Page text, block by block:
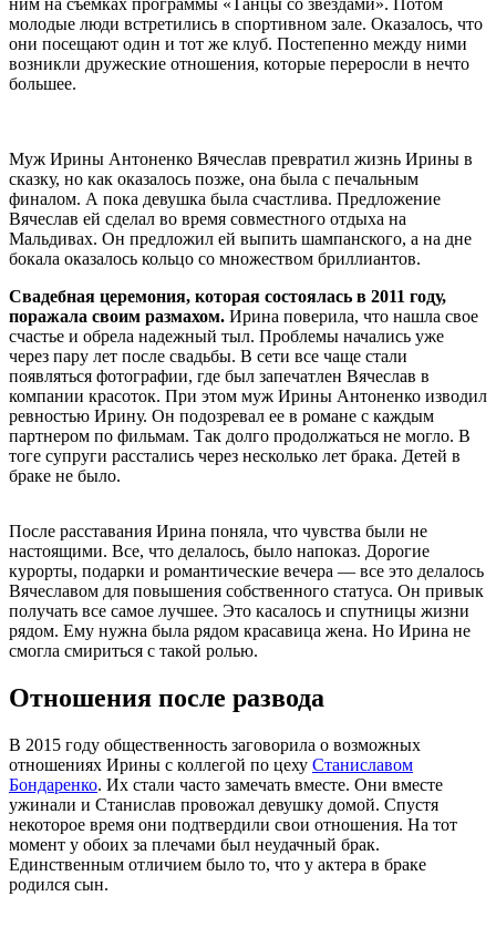
ним на съемках программы «Танцы со звездами». Потом
молодые люди встретились в спортивном зале. Оказалось, что
они посещают один и тот же клуб. Постепенно между ними
возникли дружеские отношения, которые переросли в нечто
большее.
Муж Ирины Антоненко Вячеслав превратил жизнь Ирины в
сказку, но как оказалось позже, она была с печальным
финалом. А пока девушка была счастлива. Предложение
Вячеслав ей сделал во время совместного отдыха на
Мальдивах. Он предложил ей выпить шампанского, а на дне
бокала оказалось кольцо со множеством бриллиантов.
Свадебная церемония, которая состоялась в 2011 году,
поражала своим размахом. Ирина поверила, что нашла свое
счастье и обрела надежный тыл. Проблемы начались уже
через пару лет после свадьбы. В сети все чаще стали
появляться фотографии, где был запечатлен Вячеслав в
компании красоток. При этом муж Ирины Антоненко изводил
ревностью Ирину. Он подозревал ее в романе с каждым
партнером по фильмам. Так долго продолжаться не могло. В
тоге супруги расстались через несколько лет брака. Детей в
браке не было.
После расставания Ирина поняла, что чувства были не
настоящими. Все, что делалось, было напоказ. Дорогие
курорты, подарки и романтические вечера — все это делалось
Вячеславом для повышения собственного статуса. Он привык
получать все самое лучшее. Это касалось и спутницы жизни
рядом. Ему нужна была рядом красавица жена. Но Ирина не
смогла смириться с такой ролью.
Отношения после развода
В 2015 году общественность заговорила о возможных
отношениях Ирины с коллегой по цеху Станиславом
Бондаренко. Их стали часто замечать вместе. Они вместе
ужинали и Станислав провожал девушку домой. Спустя
некоторое время они подтвердили свои отношения. На тот
момент у обоих за плечами был неудачный брак.
Единственным отличием было то, что у актера в браке
родился сын.